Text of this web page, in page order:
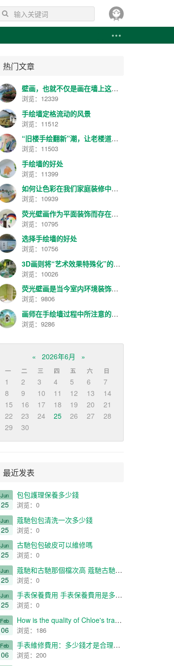
热门文章
壁画，也就不仅是画在墙上这么简单
浏览：12339
手绘墙定格流动的风景
浏览：11512
“旧楼手绘翻新”潮，让老楼道变身“美术馆”
浏览：11503
手绘墙的好处
浏览：11399
如何让色彩在我们家庭装修中更具美感和作用呢？
浏览：10939
荧光壁画作为平面装饰而存在，兴起并逐渐发展
浏览：10795
选择手绘墙的好处
浏览：10756
3D画则将“艺术效果特殊化”的理念进一步发扬光大
浏览：10026
荧光壁画是当今室内环境装饰的一种新艺术
浏览：9806
画师在手绘墙过程中所注意的几项
浏览：9286
« 2026年6月 »
一 二 三 四 五 六 日
1 2 3 4 5 6
7
8
9 10 11 12 13
14
15
16 17 18 19 20
21
22
23 24 25 26 27
28
29
30
最近发表
Jun
25
​包包護理保養多少錢
浏览：0
Jun
25
​蔻馳包包清洗一次多少錢
浏览：0
Jun
25
​古馳包包破皮可以維修嗎
浏览：0
Jun
25
​蔻馳和古馳那個檔次高 蔻馳古馳對比一覽
浏览：0
Jun
25
​手表保養費用 手表保養費用是多少 貴嗎
浏览：0
Feb
06
How is the quality of Chloe's travel shooting service?
浏览：186
Feb
06
​手表維修費用：多少錢才是合理定價？
浏览：200